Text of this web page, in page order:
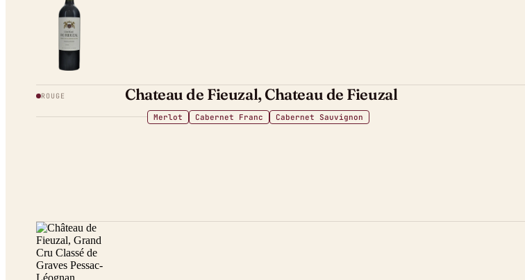
ROUGE Chateau de Fieuzal, Chateau de Fieuzal
Merlot Cabernet Franc Cabernet Sauvignon